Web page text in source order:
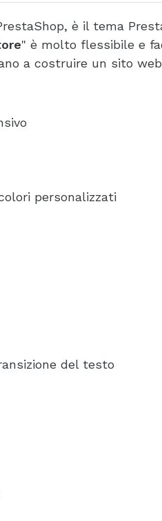
è il tema
" è molto flessibile e
a costruire un sito
personalizzati
del testo